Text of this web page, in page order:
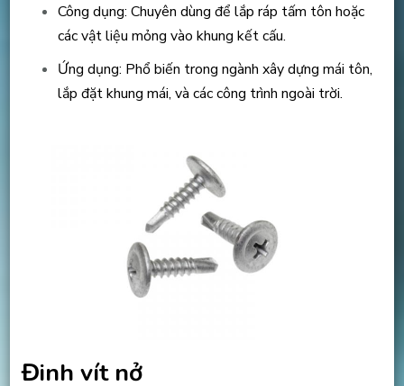
Công dụng: Chuyên dùng để lắp ráp tấm tôn hoặc
các vật liệu mỏng vào khung kết cấu.
Ứng dụng: Phổ biến trong ngành xây dựng mái tôn,
lắp đặt khung mái, và các công trình ngoài trời.
Đinh vít nở